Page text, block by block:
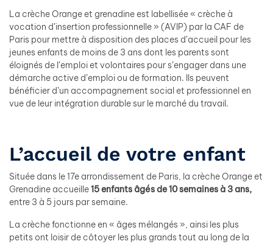
La crèche Orange et grenadine est labellisée « crèche à
vocation d’insertion professionnelle » (AVIP) par la CAF de
Paris pour mettre à disposition des places d’accueil pour les
jeunes enfants de moins de 3 ans dont les parents sont
éloignés de l’emploi et volontaires pour s’engager dans une
démarche active d’emploi ou de formation. Ils peuvent
bénéficier d’un accompagnement social et professionnel en
vue de leur intégration durable sur le marché du travail.
L’accueil de votre enfant
Située dans le 17e arrondissement de Paris, la crèche Orange et
Grenadine accueille15 enfants âgés de10 semaines à 3 ans,
entre 3 à 5 jours par semaine.
La crèche fonctionne en « âges mélangés », ainsi les plus
petits ont loisir de côtoyer les plus grands tout au long de la